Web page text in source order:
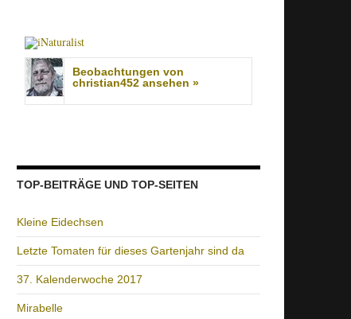
Beobachtungen von
christian452 ansehen »
TOP-BEITRÄGE UND TOP-SEITEN
Kleine Eidechsen
Letzte Tomaten für dieses Gartenjahr sind da
37. Kalenderwoche 2017
Mirabelle